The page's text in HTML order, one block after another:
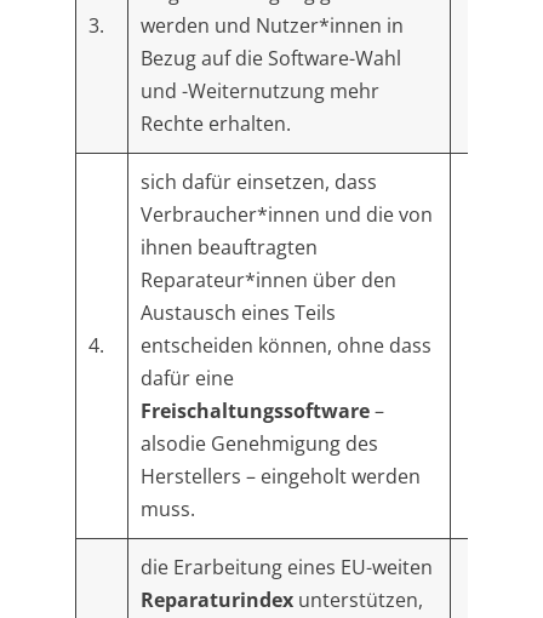
3.
werden und Nutzer*innen in
Bezug auf die Software-Wahl
und -Weiternutzung mehr
Rechte erhalten.
4.
sich dafür einsetzen, dass
Verbraucher*innen und die von
ihnen beauftragten
Reparateur*innen über den
Austausch eines Teils
entscheiden können, ohne dass
dafür eine
Freischaltungssoftware–
alsodie Genehmigung des
Herstellers – eingeholt werden
muss.
die Erarbeitung eines EU-weiten
Reparaturindexunterstützen,